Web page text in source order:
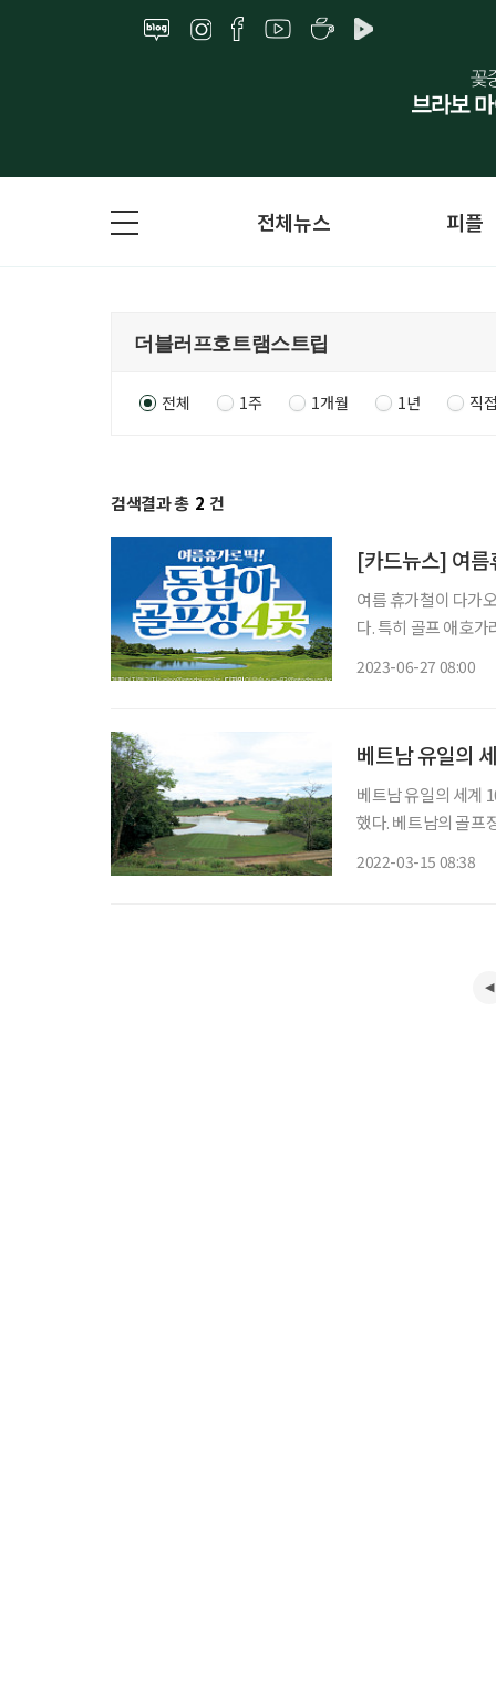
전체뉴스 피플
전체 1주 1개월 1년 직
검색결과 총 2 건
[카드뉴스] 여
여름 휴가철이 다가
다. 특히 골프 애호가라면 동남
2023-06-27 08:00
베트남 유일의
베트남 유일의 세계
했다. 베트남의 골프
2022-03-15 08:38